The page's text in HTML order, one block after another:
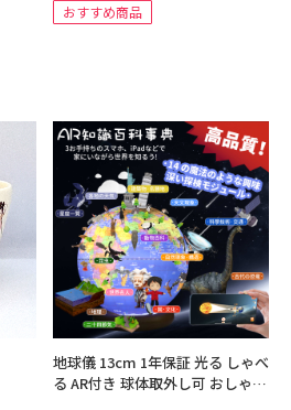
おすすめ商品
地球儀 13cm 1年保証 光る しゃべ
る AR付き 球体取外し可 おしゃれ